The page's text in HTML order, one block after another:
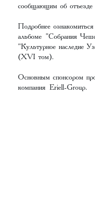
сообщающим об отъезде
Подробнее
альбоме "Собрания
"Культурное наследие
(XVI том).
Основным спонсором
компанияEriell-Group.